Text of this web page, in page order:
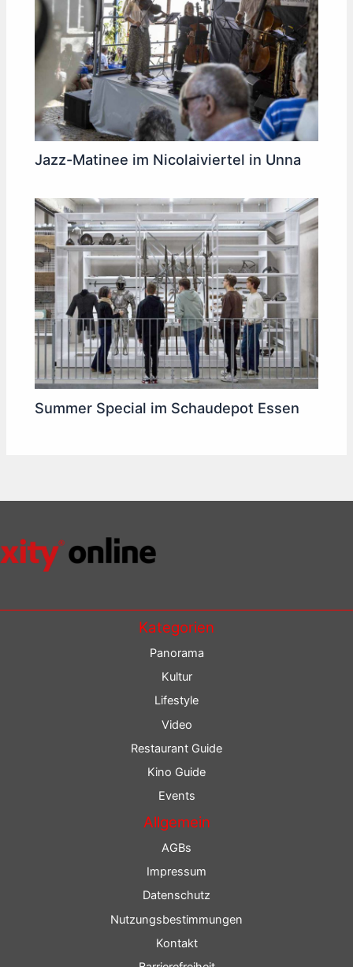
Jazz-Matinee im Nicolaiviertel in Unna
Summer Special im Schaudepot Essen
Kategorien
Panorama
Kultur
Lifestyle
Video
Restaurant Guide
Kino Guide
Events
Allgemein
AGBs
Impressum
Datenschutz
Nutzungsbestimmungen
Kontakt